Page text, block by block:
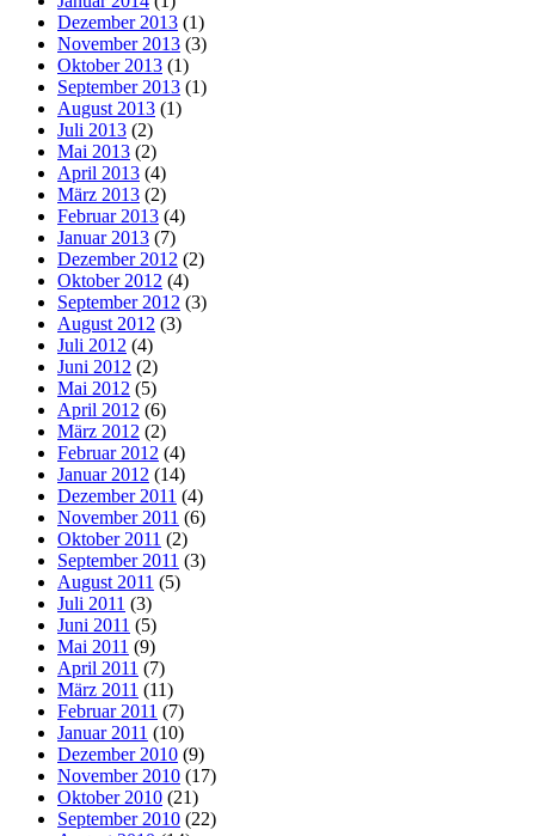
Dezember 2013 (1)
November 2013 (3)
Oktober 2013 (1)
September 2013 (1)
August 2013 (1)
Juli 2013 (2)
Mai 2013 (2)
April 2013 (4)
März 2013 (2)
Februar 2013 (4)
Januar 2013 (7)
Dezember 2012 (2)
Oktober 2012 (4)
September 2012 (3)
August 2012 (3)
Juli 2012 (4)
Juni 2012 (2)
Mai 2012 (5)
April 2012 (6)
März 2012 (2)
Februar 2012 (4)
Januar 2012 (14)
Dezember 2011 (4)
November 2011 (6)
Oktober 2011 (2)
September 2011 (3)
August 2011 (5)
Juli 2011 (3)
Juni 2011 (5)
Mai 2011 (9)
April 2011 (7)
März 2011 (11)
Februar 2011 (7)
Januar 2011 (10)
Dezember 2010 (9)
November 2010 (17)
Oktober 2010 (21)
September 2010 (22)